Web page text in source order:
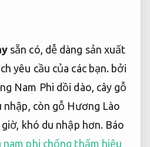
sẵn có, dễ dàng sản xuất
yêu cầu của các bạn. bởi
Nam Phi dồi dào, cây gỗ
nhập, còn gỗ Hương Lào
khó du nhập hơn. Báo
nam phi chống thấm hiệu